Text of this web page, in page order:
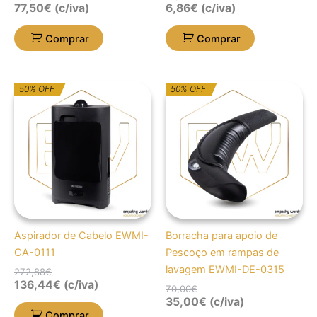
77,50€ (c/iva)
Comprar
6,86€ (c/iva)
Comprar
50% OFF
Aspirador de Cabelo EWMI-
CA-0111
272,88€
O
preço
original
era:
272,88€.
O
preço
atual
é:
136,44€.
136,44€ (c/iva)
50% OFF
Borracha para apoio de
Pescoço em rampas de
lavagem EWMI-DE-0315
70,00€
O
preço
original
era:
70,00€.
O
preço
atual
é:
35,00€.
35,00€ (c/iva)